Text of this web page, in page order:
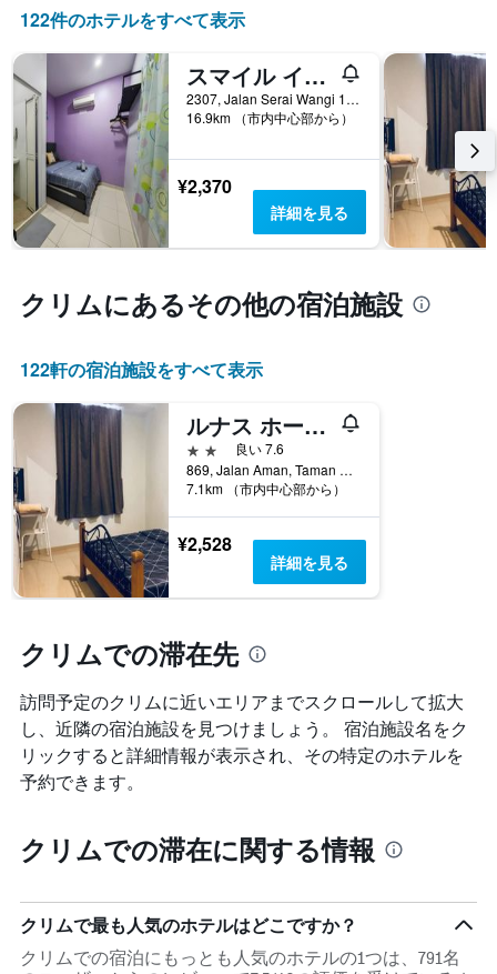
表
の
Y
1​
本
は、
客
室
の
平
均
を
て
ま
す
し
す
表
の
X
軸
1​
本
は、
日
を
し
て
い
ま
す。
Y
軸
1​
本
は、
の
均
料
金
を
表
い
122件のホテルをすべて表示
スマイル イン ケダ
2307, Jalan Serai Wangi 10, Taman Serai Wangi 3&4, Padang Serai, クリム, マレーシア
16.9km （市内中心部から）
¥2,370
詳細を見る
クリム​にあるその他の宿泊施設
122​軒の宿泊施設をすべて表示
ルナス ホームステイ バイ ヨロッジ
2つ星
良い 7.6
869, Jalan Aman, Taman Sejahtera, クリム, マレーシア
7.1km （市内中心部から）
¥2,528
詳細を見る
クリムでの滞在先
訪問予定のクリムに近いエリアまでスクロールして拡大
し、近隣の宿泊施設を見つけましょう。 宿泊施設名をク
リックすると詳細情報が表示され、その特定のホテルを
予約できます。
クリムでの滞在に関する情報
クリムで最も人気のホテルはどこですか？
クリムでの宿泊にもっとも人気のホテルの1つは、791名